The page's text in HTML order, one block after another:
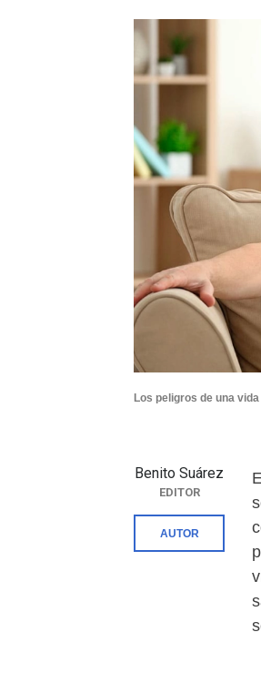
Los peligros de una
Benito Suárez
EDITOR
AUTOR